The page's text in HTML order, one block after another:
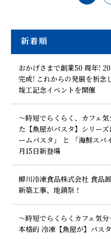
新着順
おかげさまで創業50 周年!
完成! これからの発展を祈念
竣工記念イベントを開催
～時短でらくらく、カフェ
た【魚屋がパスタ】シリー
ームパスタ」 と 「海鮮スパ
月15日新登場
柳川冷凍食品株式会社 食品
新築工事、地鎮祭！
～時短でらくらくカフェ気
本格的 冷凍【魚屋が】パス